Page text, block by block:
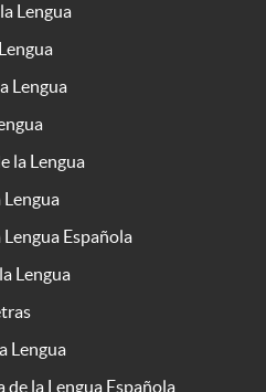
Lengua
Lengua
la Lengua
Lengua
Española
Lengua
Lengua
la Lengua Española